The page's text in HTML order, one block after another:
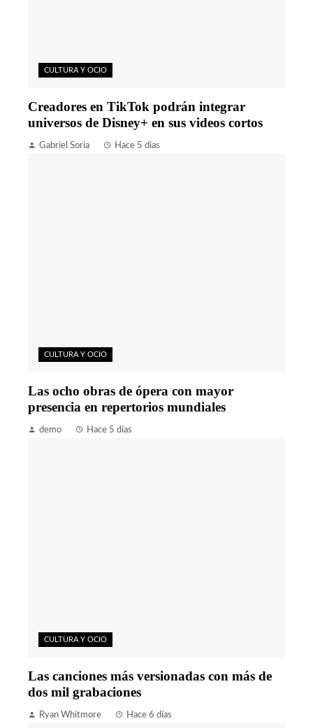
CULTURA Y OCIO
Creadores en TikTok podrán integrar
universos de Disney+ en sus videos cortos
Gabriel Soria Hace 5 días
CULTURA Y OCIO
Las ocho obras de ópera con mayor
presencia en repertorios mundiales
demo Hace 5 días
CULTURA Y OCIO
Las canciones más versionadas con más de
dos mil grabaciones
Ryan Whitmore Hace 6 días